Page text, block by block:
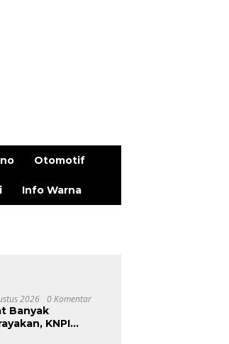
Otomotif
Info Warna
2026 0 Komentar
Banyak
KNPI